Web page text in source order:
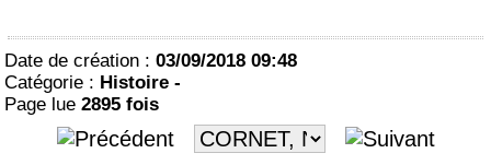
Date de création : 03/09/2018 09:48
Catégorie : Histoire -
Page lue 2895 fois